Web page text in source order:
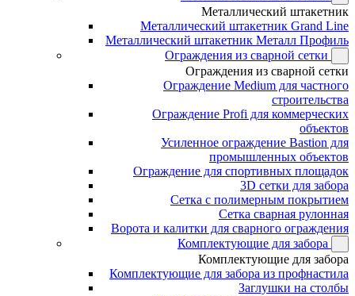
Металлический штакетник
Металлический штакетник Grand Line
Металлический штакетник Металл Профиль
Ограждения из сварной сетки
Ограждения из сварной сетки
Ограждение Medium для частного
строительства
Ограждение Profi для коммерческих
объектов
Усиленное ограждение Bastion для
промышленных объектов
Ограждение для спортивных площадок
3D сетки для забора
Сетка с полимерным покрытием
Сетка сварная рулонная
Ворота и калитки для сварного ограждения
Комплектующие для забора
Комплектующие для забора
Комплектующие для забора из профнастила
Заглушки на столбы